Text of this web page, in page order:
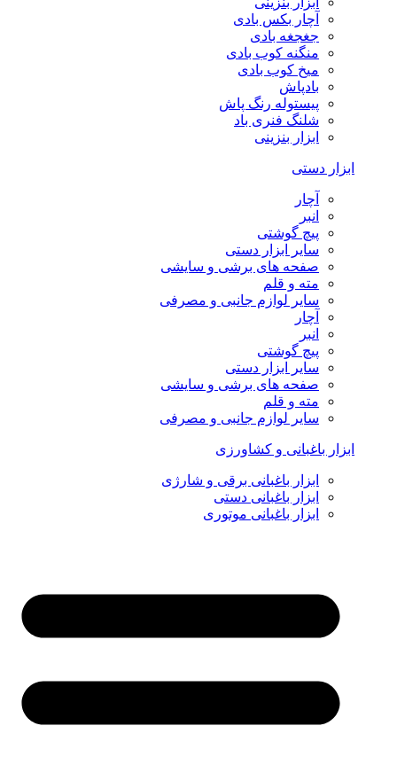
آچار بکس بادی
جغجغه بادی
منگنه کوب بادی
میخ کوب بادی
بادپاش
پیستوله رنگ پاش
شلنگ فنری باد
ابزار بنزینی
ابزار دستی
آچار
انبر
پیچ گوشتی
سایر ابزار دستی
صفحه های برشی و سایشی
مته و قلم
سایر لوازم جانبی و مصرفی
آچار
انبر
پیچ گوشتی
سایر ابزار دستی
صفحه های برشی و سایشی
مته و قلم
سایر لوازم جانبی و مصرفی
ابزار باغبانی و کشاورزی
ابزار باغبانی برقی و شارژی
ابزار باغبانی دستی
ابزار باغبانی موتوری